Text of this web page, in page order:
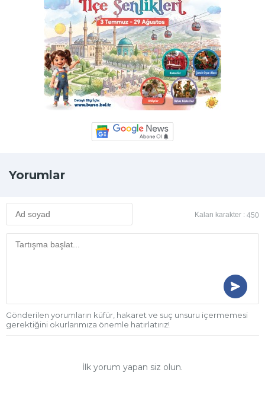
Yorumlar
Kalan karakter : 450
Gönderilen yorumların küfür, hakaret ve suç unsuru içermemesi
gerektiğini okurlarımıza önemle hatırlatırız!
İlk yorum yapan siz olun.